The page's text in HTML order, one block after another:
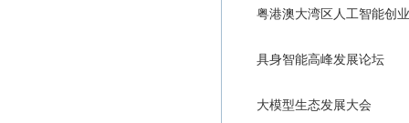
粤港澳大湾区人工智能创业
具身智能高峰发展论坛
大模型生态发展大会